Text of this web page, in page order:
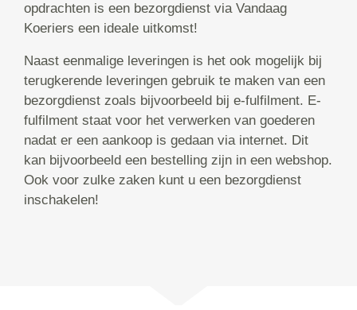
opdrachten is een bezorgdienst via Vandaag
Koeriers een ideale uitkomst!
Naast eenmalige leveringen is het ook mogelijk bij
terugkerende leveringen gebruik te maken van een
bezorgdienst zoals bijvoorbeeld bij e-fulfilment. E-
fulfilment staat voor het verwerken van goederen
nadat er een aankoop is gedaan via internet. Dit
kan bijvoorbeeld een bestelling zijn in een webshop.
Ook voor zulke zaken kunt u een bezorgdienst
inschakelen!